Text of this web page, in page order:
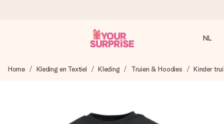
We maken jouw cadeau met zorg en zorgen dat het
NL
Home Kleding en Textiel Kleding Truien & Hoodies Kinder trui